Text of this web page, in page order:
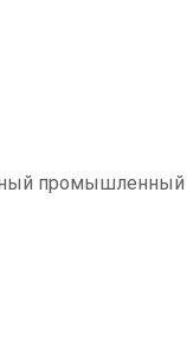
промышленный